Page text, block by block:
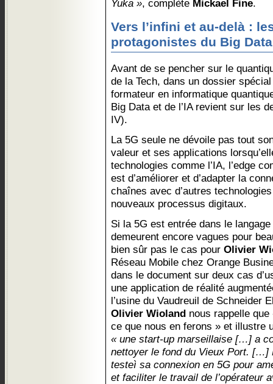
Yuka », complète Mickael Fine.
Vers l’infini et au-delà :
protagonistes du Big Data
Avant de se pencher sur le
de la Tech, dans un dossier
formateur en informatique
Big Data et de l’IA revient sur les
IV).
La 5G seule ne dévoile pas tout
valeur et ses applications
technologies comme l’IA, l’edge
est d’améliorer et d’adapter la
chaînes avec d’autres
nouveaux processus digitaux.
Si la 5G est entrée dans le
demeurent encore vagues pour
bien sûr pas le cas pour Olivier
Réseau Mobile chez Orange
dans le document sur deux cas
une application de réalité
l’usine du Vaudreuil de Schneider
Olivier Wioland nous rappelle
ce que nous en ferons » et illustre
« une start-up marseillaise […] a
nettoyer le fond du Vieux Port. […]
testeì sa connexion en 5G pour
et faciliter le travail de l’opérateur